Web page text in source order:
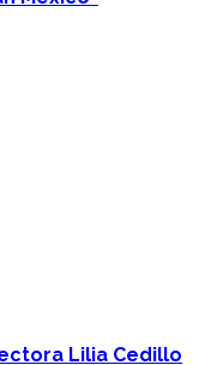
Lilia Cedillo